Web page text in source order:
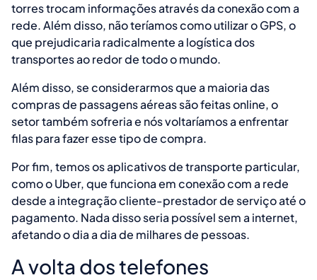
torres trocam informações através da conexão com a
rede. Além disso, não teríamos como utilizar o GPS, o
que prejudicaria radicalmente a logística dos
transportes ao redor de todo o mundo.
Além disso, se considerarmos que a maioria das
compras de passagens aéreas são feitas online, o
setor também sofreria e nós voltaríamos a enfrentar
filas para fazer esse tipo de compra.
Por fim, temos os aplicativos de transporte particular,
como o Uber, que funciona em conexão com a rede
desde a integração cliente-prestador de serviço até o
pagamento. Nada disso seria possível sem a internet,
afetando o dia a dia de milhares de pessoas.
A volta dos telefones